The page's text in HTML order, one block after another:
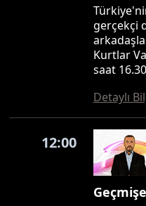
gerçekçi
Kurtlar
saat 16.30
Detaylı
12:00